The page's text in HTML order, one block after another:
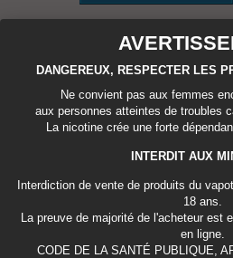
Disponible
Ajouter au comparateur
DANGEREUX, RESPECTER LES
Ne convient pas aux femmes
aux personnes atteintes de troubles
La nicotine crée une forte
INTERDIT AUX
Interdiction de vente de produits du
18 ans.
La preuve de majorité de l'acheteur est
en ligne.
CODE DE LA SANTÉ PUBLIQUE,